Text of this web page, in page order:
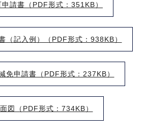
請書（PDF形式：351KB）
（記入例）（PDF形式：938KB）
免申請書（PDF形式：237KB）
図（PDF形式：734KB）